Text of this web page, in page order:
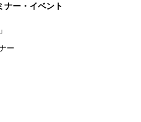
ナー・イベント
ー